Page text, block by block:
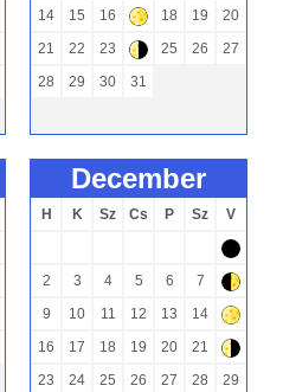
14
15 16 + 18 19
20
21
22 23 ( 25 26
27
28
29 30 31
december
H K Sz Cs P Sz V
-
2
3 4 5 6 7
)
9
10 11 12 13 14
+
16
17 18 19 20 21
(
23
24 25 26 27 28 29